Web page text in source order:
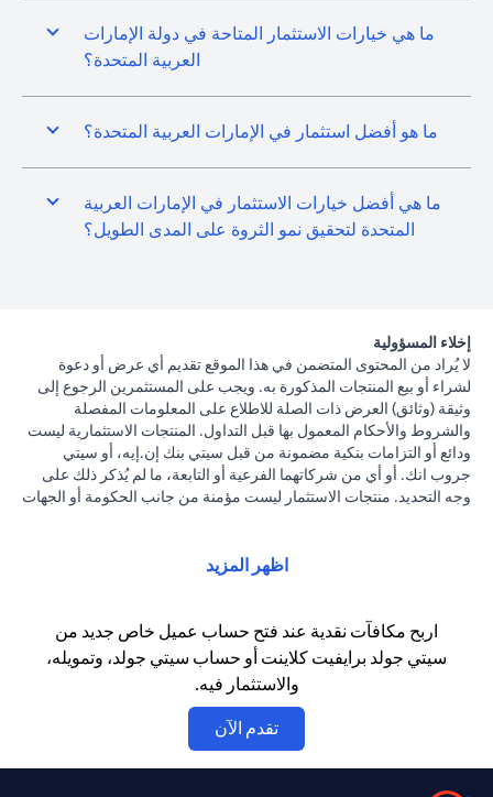
ما هي خيارات الاستثمار المتاحة في دولة الإمارات
العربية المتحدة؟
ما هو أفضل استثمار في الإمارات العربية المتحدة؟
ما هي أفضل خيارات الاستثمار في الإمارات العربية
المتحدة لتحقيق نمو الثروة على المدى الطويل؟
إخلاء المسؤولية
لا يُراد من المحتوى المتضمن في هذا الموقع تقديم أي عرض أو دعوة
لشراء أو بيع المنتجات المذكورة به. ويجب على المستثمرين الرجوع إلى
وثيقة (وثائق) العرض ذات الصلة للاطلاع على المعلومات المفصلة
والشروط والأحكام المعمول بها قبل التداول. المنتجات الاستثمارية ليست
ودائع أو التزامات بنكية مضمونة من قبل سيتي بنك إن.إيه، أو سيتي
جروب انك. أو أي من شركاتهما الفرعية أو التابعة، ما لم يُذكر ذلك على
وجه التحديد. منتجات الاستثمار ليست مؤمنة من جانب الحكومة أو الجهات
السابق لمنتجات الاستثمار ليس مؤشرا على النتائج المستقبلية، بمعنى أن
محلية) على دراية بمخاطر تقلبات أسعار الصرف التي قد تتسبب في
خسارة رأس المال عند تحويل العملة الأجنبية إلى العملة المحلية
للمستثمرين. لا تتوفر منتجات الاستثمار والخزينة للأشخاص الأمريكيين.
تخضع جميع الطلبات المتعلقة بمنتجات الاستثمار والخزينة لشروط وأحكام
منتجات الاستثمار والخزينة الفردية. يدرك العميل أنه يقع على عاتقه
السعي للحصول على مشورة قانونية و/أو ضريبية للوقوف على التبعات
اظهر المزيد
اربح مكافآت نقدية عند فتح حساب عميل خاص جديد من
سيتي جولد برايفيت كلاينت أو حساب سيتي جولد، وتمويله،
والاستثمار فيه.
تقدم الآن